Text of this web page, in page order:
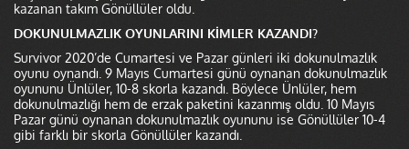
kazanan takım Gönüllüler oldu.
DOKUNULMAZLIK OYUNLARINI KİMLER KAZANDI?
Survivor 2020’de Cumartesi ve Pazar günleri iki dokunulmazlık
oyunu oynandı. 9 Mayıs Cumartesi günü oynanan dokunulmazlık
oyununu Ünlüler, 10-8 skorla kazandı. Böylece Ünlüler, hem
dokunulmazlığı hem de erzak paketini kazanmış oldu. 10 Mayıs
Pazar günü oynanan dokunulmazlık oyununu ise Gönüllüler 10-4
gibi farklı bir skorla Gönüllüler kazandı.